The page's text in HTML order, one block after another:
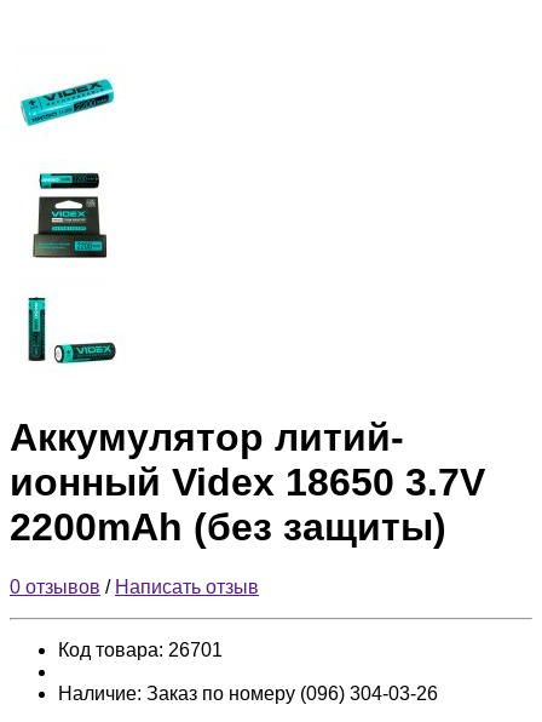
Аккумулятор литий-
ионный Videx 18650 3.7V
2200mAh (без защиты)
0 отзывов / Написать отзыв
Код товара: 26701
Наличие: Заказ по номеру (096) 304-03-26